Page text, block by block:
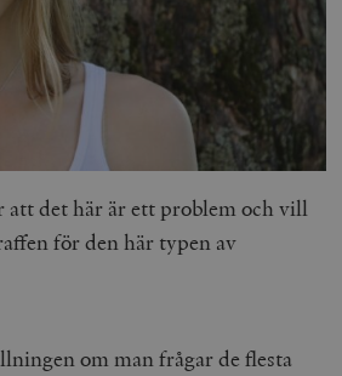
att det här är ett problem och vill
för den här typen av
om man frågar de flesta